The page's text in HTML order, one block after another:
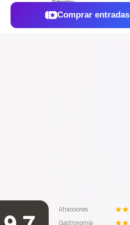
Comprar entradas
Atracciones
Gastronomía